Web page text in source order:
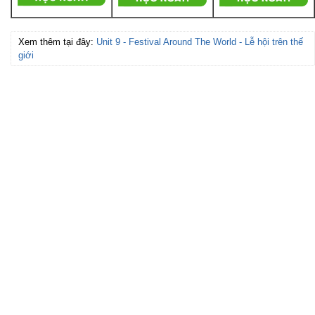
Xem thêm tại đây: Unit 9 - Festival Around The World - Lễ hội trên thế
giới